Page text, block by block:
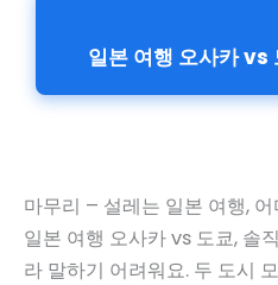
일본 여행 오사카 vs
마무리 – 설레는 일본 여행,
일본 여행 오사카 vs 도쿄, 솔
라 말하기 어려워요. 두 도시